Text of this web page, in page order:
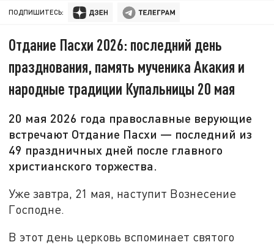
ПОДПИШИТЕСЬ:
Отдание Пасхи 2026: последний день
празднования, память мученика Акакия и
народные традиции Купальницы 20 мая
20 мая 2026 года православные верующие
встречают Отдание Пасхи — последний из
49 праздничных дней после главного
христианского торжества.
Уже завтра, 21 мая, наступит Вознесение
Господне.
В этот день церковь вспоминает святого